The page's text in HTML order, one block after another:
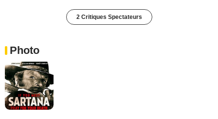
2 Critiques Spectateurs
Photo